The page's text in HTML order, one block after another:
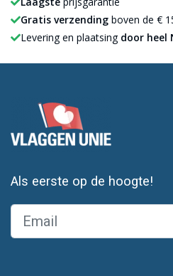
Gratis verzending boven de €
Levering en plaatsing door heel
Als eerste op de hoogte!